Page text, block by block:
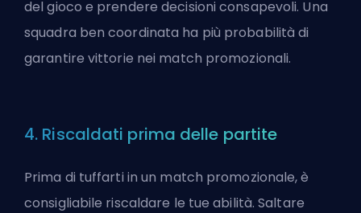
del gioco e prendere decisioni consapevoli. Una
squadra ben coordinata ha più probabilità di
garantire vittorie nei match promozionali.
4. Riscaldati prima delle partite
Prima di tuffarti in un match promozionale, è
consigliabile riscaldare le tue abilità. Saltare